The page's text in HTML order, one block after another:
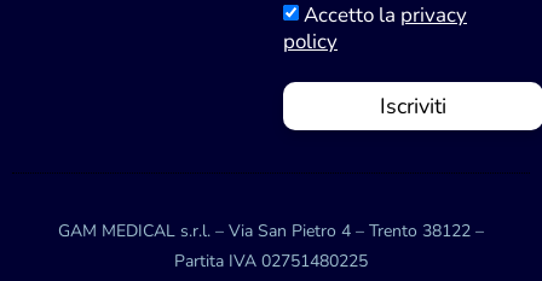
Accetto la privacy
policy
Iscriviti
GAM MEDICAL s.r.l. – Via San Pietro 4 – Trento 38122 –
Partita IVA 02751480225